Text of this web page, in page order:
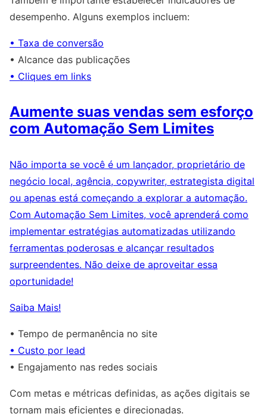
desempenho. Alguns exemplos incluem:
• Taxa de conversão
• Alcance das publicações
• Cliques em links
Aumente suas vendas sem esforço
com Automação Sem Limites
Não importa se você é um lançador, proprietário de
negócio local, agência, copywriter, estrategista digital
ou apenas está começando a explorar a automação.
Com Automação Sem Limites, você aprenderá como
implementar estratégias automatizadas utilizando
ferramentas poderosas e alcançar resultados
surpreendentes. Não deixe de aproveitar essa
oportunidade!
Saiba Mais!
• Tempo de permanência no site
• Custo por lead
• Engajamento nas redes sociais
Com metas e métricas definidas, as ações digitais se
tornam mais eficientes e direcionadas.